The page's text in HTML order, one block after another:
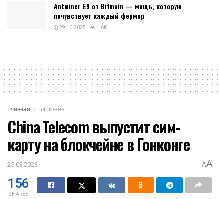
Antminer E9 от Bitmain — мощь, которую
почувствует каждый фермер
29.10.2025 1.6K
Главная Блокчейн
China Telecom выпустит сим-
карту на блокчейне в Гонконге
25.03.2023 AA
156
SHARES